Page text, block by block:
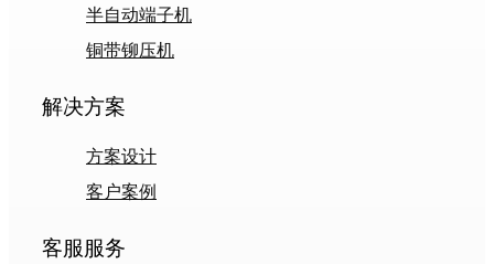
半自动端子机
铜带铆压机
解决方案
方案设计
客户案例
客服服务